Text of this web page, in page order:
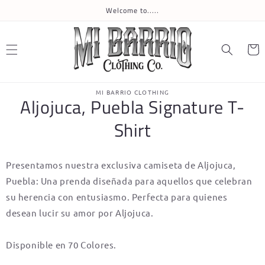
Welcome to.....
Cart
information
MI BARRIO CLOTHING
Aljojuca, Puebla Signature T-
Shirt
Presentamos nuestra exclusiva camiseta de Aljojuca,
Puebla: Una prenda diseñada para aquellos que celebran
su herencia con entusiasmo. Perfecta para quienes
desean lucir su amor por Aljojuca.
Disponible en 70 Colores.